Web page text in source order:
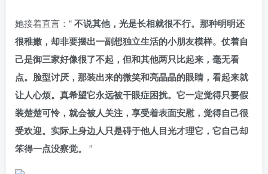
她接着直言：“不说其他，光是长相就很不行。那种明明还
很稚嫩，却非要摆出一副想独立生活的小朋友模样。仗着自
己是御三家好像很了不起，但和其他两只比起来，毫无看
点。脸型讨厌，那装出来的微笑和亮晶晶的眼睛，看起来就
让人心烦。真希望它永远被干眼症困扰。它一定觉得只要假
装楚楚可怜，就会被人关注，享受着表面安慰，觉得自己很
受欢迎。实际上身边人只是碍于他人目光才理它，它自己却
笨得一点没察觉。
”